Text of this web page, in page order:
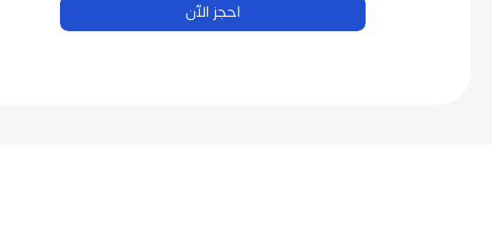
احجز الآن